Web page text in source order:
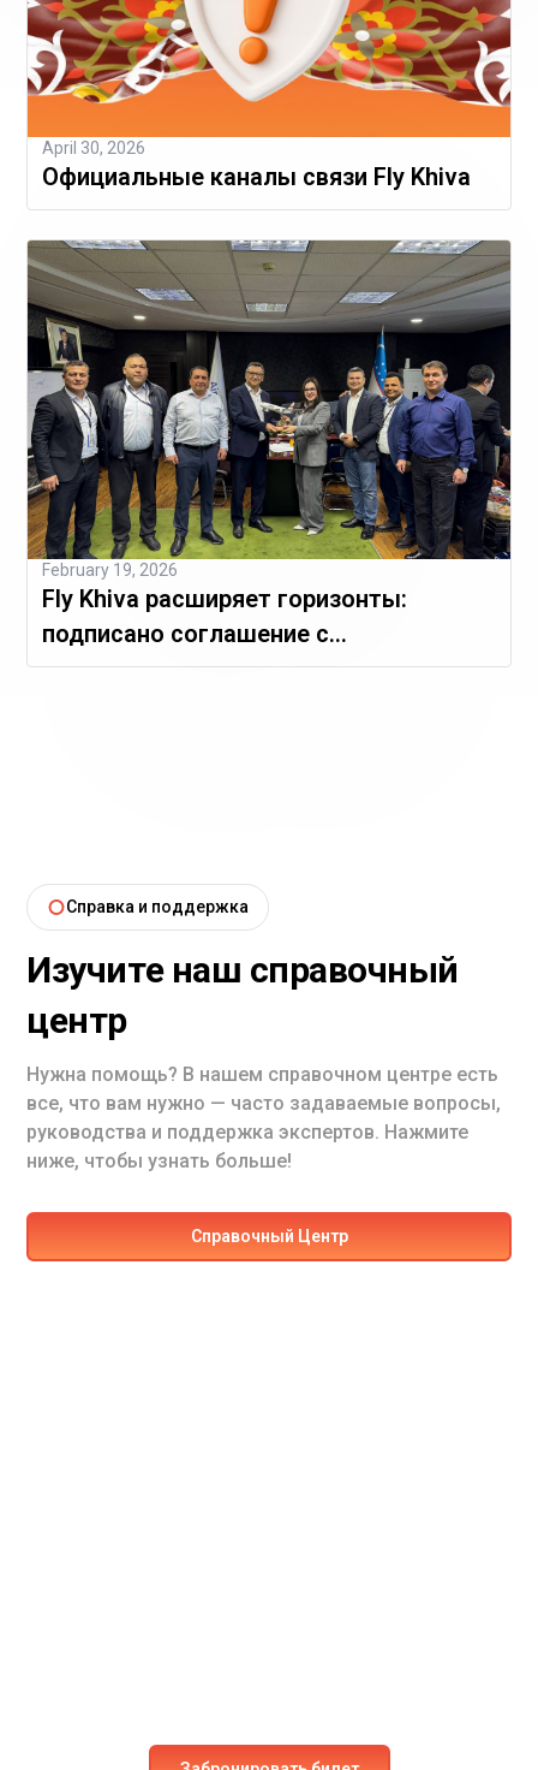
April 30, 2026
Официальные каналы связи Fly Khiva
February 19, 2026
Fly Khiva расширяет горизонты:
подписано соглашение с
Международным аэропортом Навои
Справка и поддержка
Изучите наш справочный
центр
Нужна помощь? В нашем справочном центре есть
все, что вам нужно — часто задаваемые вопросы,
руководства и поддержка экспертов. Нажмите
ниже, чтобы узнать больше!
Cправочный Центр